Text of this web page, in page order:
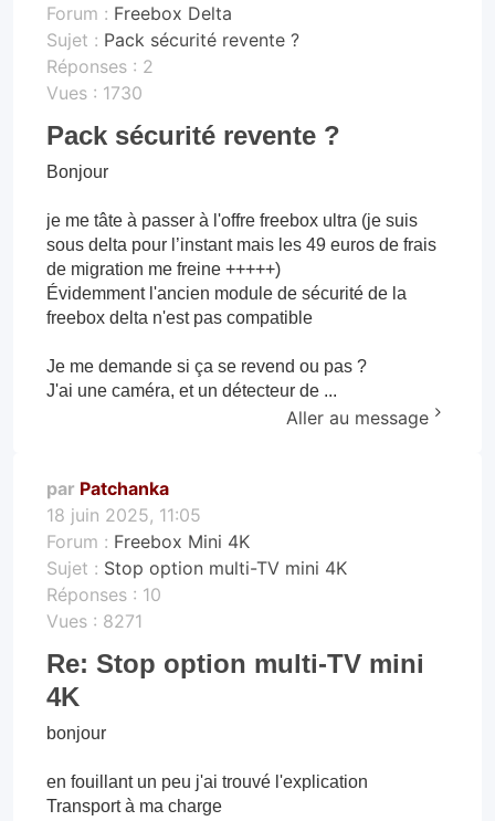
Forum : Freebox Delta
Sujet : Pack sécurité revente ?
Réponses : 2
Vues : 1730
Pack sécurité revente ?
Bonjour
je me tâte à passer à l'offre freebox ultra (je suis
sous delta pour l’instant mais les 49 euros de frais
de migration me freine +++++)
Évidemment l'ancien module de sécurité de la
freebox delta n'est pas compatible
Je me demande si ça se revend ou pas ?
J'ai une caméra, et un détecteur de ...
Aller au message
par Patchanka
18 juin 2025, 11:05
Forum : Freebox Mini 4K
Sujet : Stop option multi-TV mini 4K
Réponses : 10
Vues : 8271
Re: Stop option multi-TV mini
4K
bonjour
en fouillant un peu j'ai trouvé l'explication
Transport à ma charge